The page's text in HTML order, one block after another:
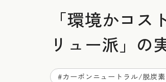
「環境かコ
リュー派」の
#カーボンニュートラル/脱炭素